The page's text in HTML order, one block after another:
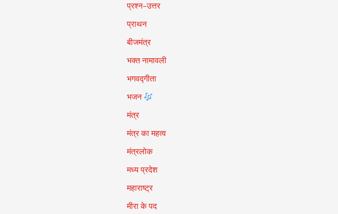
प्रश्न-उत्तर
प्राथन
बीजमंत्र
भक्त नामावली
भगवद्गीता
भजन
मंत्र
मंत्र का महत्व
मंत्रलोक
मध्य प्रदेश
महाराष्ट्र
मीरा के पद